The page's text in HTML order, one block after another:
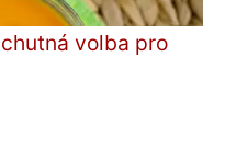
volba pro